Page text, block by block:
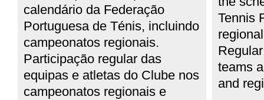
calendário da Federação
Portuguesa de Ténis, incluindo
campeonatos regionais.
Participação regular das
equipas e atletas do Clube nos
campeonatos regionais e
Tennis
teams
and